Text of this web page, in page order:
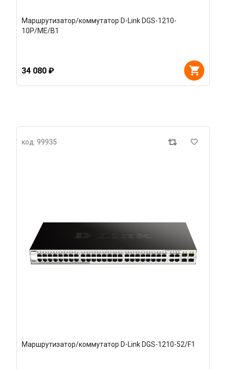
Маршрутизатор/коммутатор D-Link DGS-1210-
10P/ME/B1
34 080 ₽
код: 99935
Маршрутизатор/коммутатор D-Link DGS-1210-52/F1